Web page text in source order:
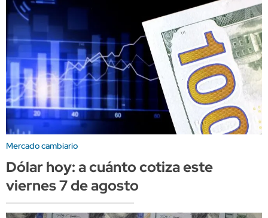
Mercado cambiario
Dólar hoy: a cuánto cotiza este
viernes 7 de agosto